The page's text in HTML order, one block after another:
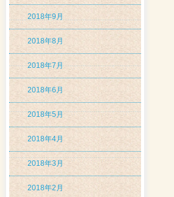
2018年9月
2018年8月
2018年7月
2018年6月
2018年5月
2018年4月
2018年3月
2018年2月